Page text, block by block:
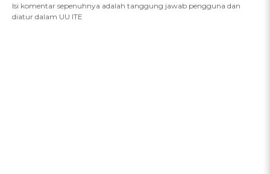
Isi komentar sepenuhnya adalah tanggung jawab pengguna dan
diatur dalam UU ITE